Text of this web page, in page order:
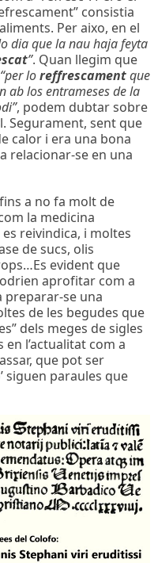
consistia
Per aixo, en el
dia que la nau haja feyta
”. Quan llegim que
“per loreffrescamentque
ab los entrameses de la
, podem dubtar sobre
Segurament, sent que
calor i era una bona
relacionar-se en una
a no fa molt de
la medicina
reivindica, i moltes
de sucs, olis
evident que
aprofitar com a
preparar-se una
de les begudes que
dels meges de sigles
l’actualitat com a
que pot ser
siguen paraules que